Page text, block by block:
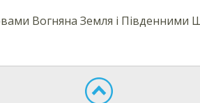
Вогняна Земля і Південними